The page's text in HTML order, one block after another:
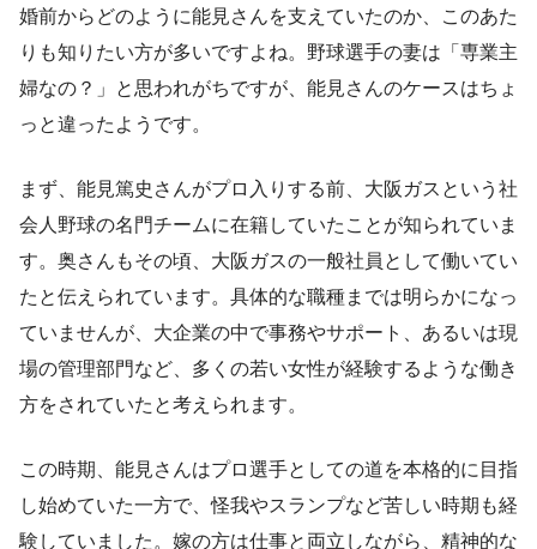
婚前からどのように能見さんを支えていたのか、このあた
りも知りたい方が多いですよね。野球選手の妻は「専業主
婦なの？」と思われがちですが、能見さんのケースはちょ
っと違ったようです。
まず、能見篤史さんがプロ入りする前、大阪ガスという社
会人野球の名門チームに在籍していたことが知られていま
す。奥さんもその頃、大阪ガスの一般社員として働いてい
たと伝えられています。具体的な職種までは明らかになっ
ていませんが、大企業の中で事務やサポート、あるいは現
場の管理部門など、多くの若い女性が経験するような働き
方をされていたと考えられます。
この時期、能見さんはプロ選手としての道を本格的に目指
し始めていた一方で、怪我やスランプなど苦しい時期も経
験していました。嫁の方は仕事と両立しながら、精神的な